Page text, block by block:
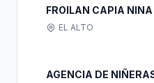
FROILAN CAPIA NINA
EL ALTO
AGENCIA DE